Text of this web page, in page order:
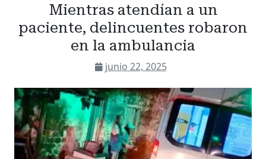
Mientras atendían a un
paciente, delincuentes robaron
en la ambulancia
junio 22, 2025